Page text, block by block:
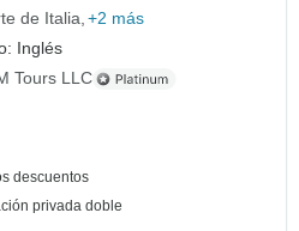
de Italia +2 más
Inglés
Tours LLC
descuentos
privada doble